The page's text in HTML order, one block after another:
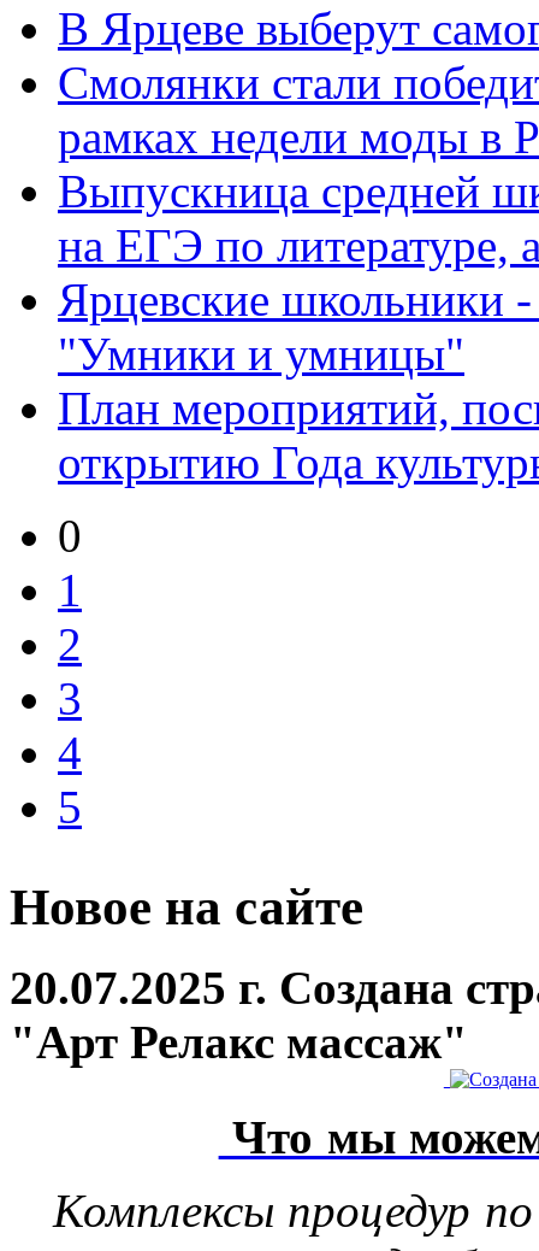
В Ярцеве выберут
Смолянки стали
рамках недели моды в
Выпускница средней
на ЕГЭ по литературе,
Ярцевские школьники
"Умники и умницы"
План мероприятий,
открытию Года
0
1
2
3
4
5
Новое на сайте
20.07.2025 г. Создана
"Арт Релакс массаж"
Что мы
Комплексы процедур